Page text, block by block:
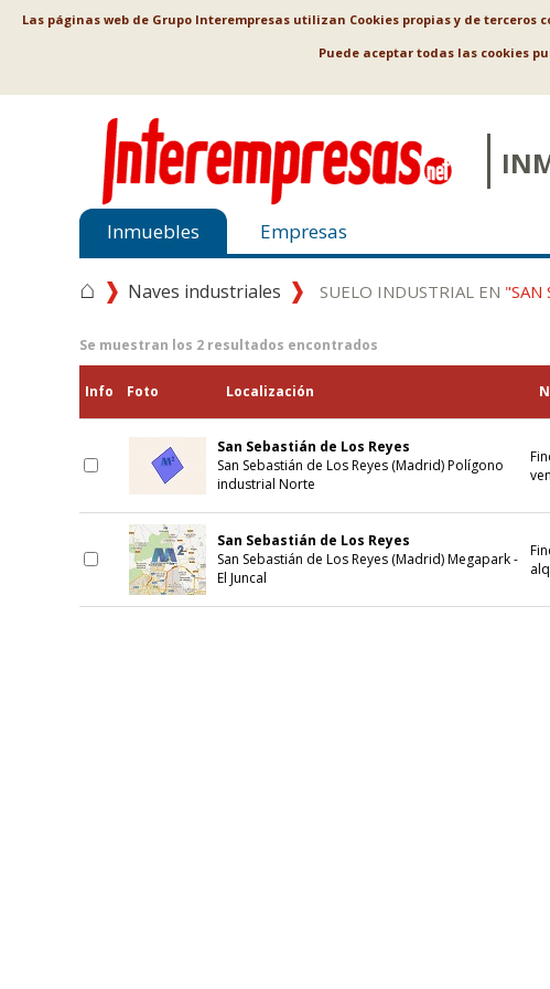
Las páginas web de Grupo Interempresas utilizan Cookies propias y de
Puede aceptar todas las cookies
Inmuebles Empresas
⌂ Naves industriales SUELO INDUSTRIAL EN "SAN
Se muestran los 2 resultados encontrados
Info Foto Localización
San Sebastián de Los Reyes
San Sebastián de Los Reyes (Madrid) Polígono
industrial Norte
San Sebastián de Los Reyes
San Sebastián de Los Reyes (Madrid) Megapark -
El Juncal